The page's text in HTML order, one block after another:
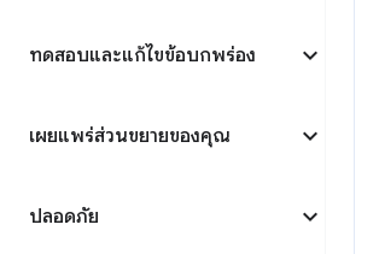
ทดสอบและแก้ไขข้อบกพร่อง
เผยแพร่ส่วนขยายของคุณ
ปลอดภัย